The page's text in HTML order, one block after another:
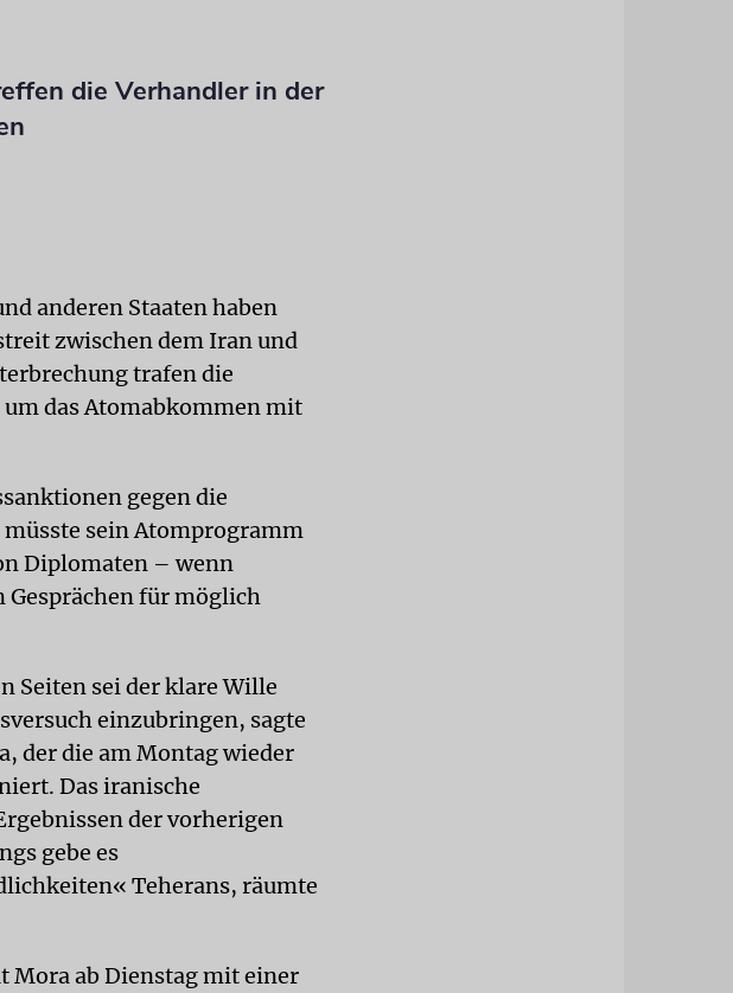
die Verhandler in der
anderen Staaten haben
zwischen dem Iran und
trafen die
das Atomabkommen mit
gegen die
sein Atomprogramm
Diplomaten – wenn
für möglich
Seiten sei der klare Wille
einzubringen, sagte
der die am Montag wieder
Das iranische
der vorherigen
gebe es
Teherans, räumte
Mora ab Dienstag mit einer